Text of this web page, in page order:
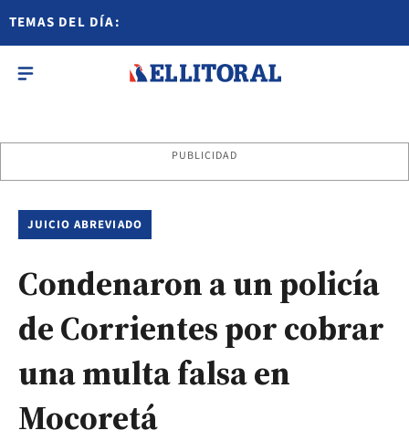
TEMAS DEL DÍA:
PUBLICIDAD
JUICIO ABREVIADO
Condenaron a un policía
de Corrientes por cobrar
una multa falsa en
Mocoretá